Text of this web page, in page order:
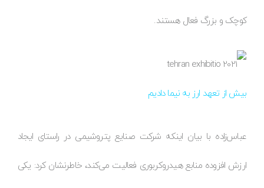
کوچک و بزرگ فعال هستند.
بیش از تعهد ارز به نیما دادیم
عباس‌زاده با بیان اینکه شرکت صنایع پتروشیمی در راستای ایجاد
ارزش افزوده منابع هیدروکربوری فعالیت می‌کند، خاطرنشان کرد: یکی